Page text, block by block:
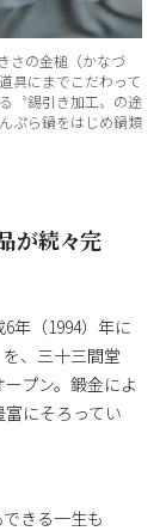
さの金槌（かなづ
具にまでこだわって
〝錫引き加工〟の途
ぷら鍋をはじめ鍋類
が続々完
年（1994）年に
、三十三間堂
プン。鍛金によ
にそろってい
きる一生も